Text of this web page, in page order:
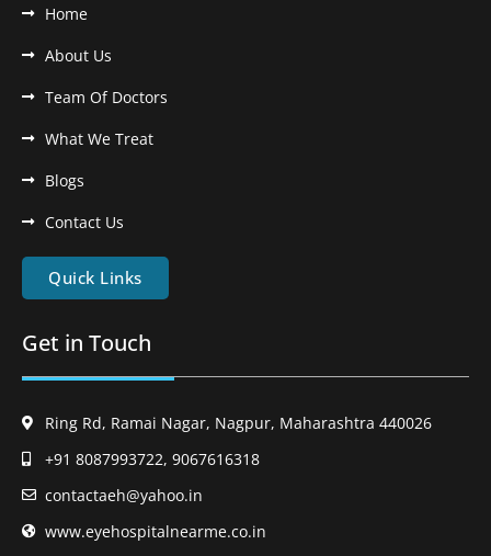
Home
About Us
Team Of Doctors
What We Treat
Blogs
Contact Us
Quick Links
Get in Touch
Ring Rd, Ramai Nagar, Nagpur, Maharashtra 440026
+91 8087993722, 9067616318
contactaeh@yahoo.in
www.eyehospitalnearme.co.in